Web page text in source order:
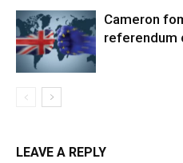
Cameron
referendum
LEAVE A REPLY